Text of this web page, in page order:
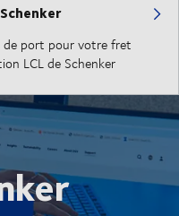
de port pour votre fret
LCL de Schenker